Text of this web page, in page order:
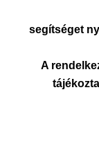
segítséget
A